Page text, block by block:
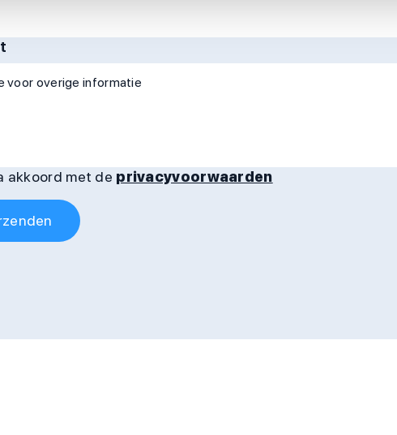
akkoord met de privacyvoorwaarden